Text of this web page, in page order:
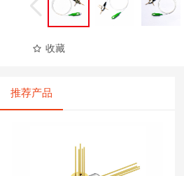
收藏
推荐产品